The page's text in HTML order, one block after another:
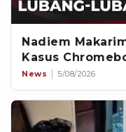
Nadiem
Kasus
News 5/08/2026